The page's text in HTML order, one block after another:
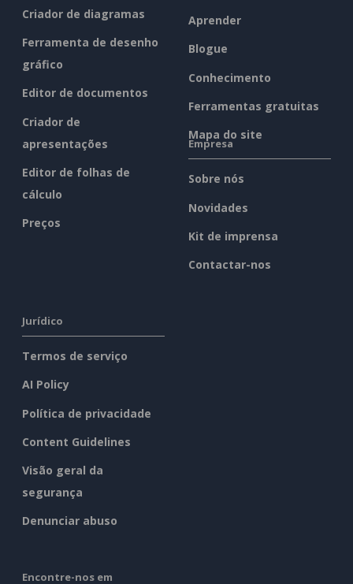
Criador de diagramas
Ferramenta de desenho
gráfico
Editor de documentos
Criador de
apresentações
Editor de folhas de
cálculo
Preços
Aprender
Blogue
Conhecimento
Ferramentas gratuitas
Mapa do site
Empresa
Sobre nós
Novidades
Kit de imprensa
Contactar-nos
Jurídico
Termos de serviço
AI Policy
Política de privacidade
Content Guidelines
Visão geral da
segurança
Denunciar abuso
Encontre-nos em